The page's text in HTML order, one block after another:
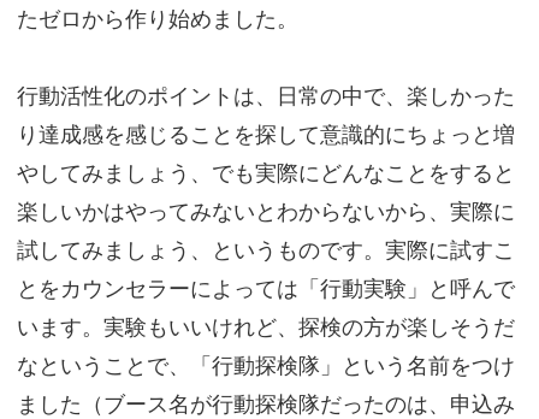
たゼロから作り始めました。
行動活性化のポイントは、日常の中で、楽しかった
り達成感を感じることを探して意識的にちょっと増
やしてみましょう、でも実際にどんなことをすると
楽しいかはやってみないとわからないから、実際に
試してみましょう、というものです。実際に試すこ
とをカウンセラーによっては「行動実験」と呼んで
います。実験もいいけれど、探検の方が楽しそうだ
なということで、「行動探検隊」という名前をつけ
ました（ブース名が行動探検隊だったのは、申込み